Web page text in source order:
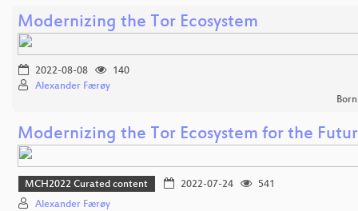
Modernizing the Tor Ecosystem
2022-08-08
140
Alexander Færøy
Modernizing the Tor Ecosystem for the
MCH2022 Curated content 2022-07-24
541
Alexander Færøy